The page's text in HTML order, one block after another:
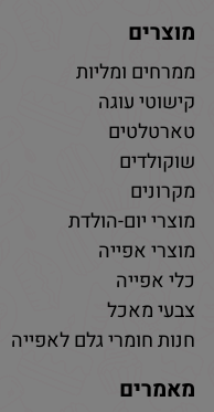
מוצרים
ממרחים ומליות
קישוטי עוגה
טארטלטים
שוקולדים
מקרונים
מוצרי יום-הולדת
מוצרי אפייה
כלי אפייה
צבעי מאכל
חנות חומרי גלם לאפייה
מאמרים